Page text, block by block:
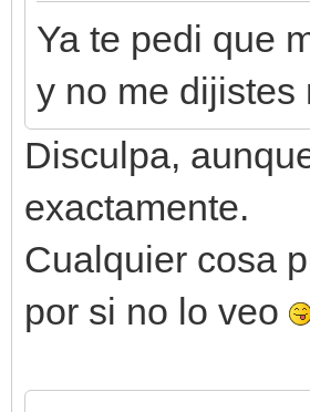
Ya te pedi que
y no me dijistes
Disculpa,
exactamente.
Cualquier cosa
por si no lo veo